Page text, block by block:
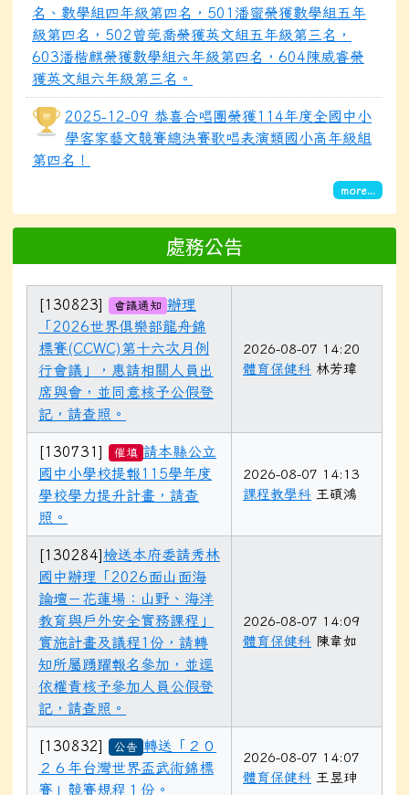
名、數學組四年級第四名，501潘蜜榮獲數學組五年
級第四名，502曾莞喬榮獲英文組五年級第三名，
603潘楷麒榮獲數學組六年級第四名，604陳威睿榮
獲英文組六年級第三名。
2025-12-09 恭喜合唱團榮獲114年度全國中小
學客家藝文競賽總決賽歌唱表演類國小高年級組
第四名！
more...
處務公告
[130823] 會議通知 辦理
「2026世界俱樂部龍舟錦
標賽(CCWC)第十六次月例
行會議」，惠請相關人員出
席與會，並同意核予公假登
記，請查照。
2026-08-07 14:20
體育保健科 林芳瑋
[130731] 催填 請本縣公立
國中小學校提報115學年度
學校學力提升計畫，請查
照。
2026-08-07 14:13
課程教學科 王碩鴻
[130284]檢送本府委請秀林
國中辦理「2026面山面海
論壇－花蓮場：山野、海洋
教育與戶外安全實務課程」
實施計畫及議程1份，請轉
知所屬踴躍報名參加，並逕
依權責核予參加人員公假登
記，請查照。
2026-08-07 14:09
體育保健科 陳韋如
[130832] 公告 轉送「２０
２６年台灣世界盃武術錦標
賽」競賽規程１份。
2026-08-07 14:07
體育保健科 王昱珅